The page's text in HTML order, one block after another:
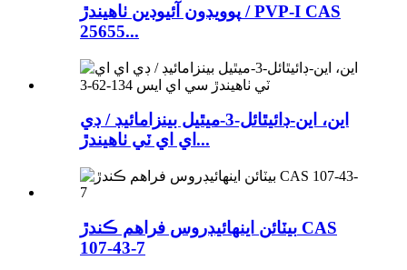
پوويڊون آئيوڊين ٺاهيندڙ / PVP-I CAS
25655...
اين، اين-ڊائيٿائل-3-ميٿيل بينزامائيڊ / ڊي
اي اي ٽي ٺاهيندڙ...
بيٽائن اينهائيڊروس فراهم ڪندڙ CAS
107-43-7